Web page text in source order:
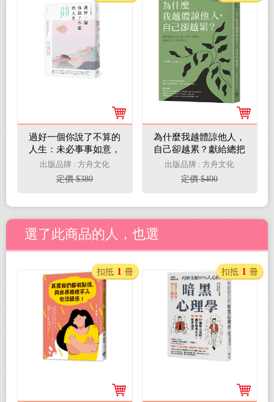
過好一個你說了不算的
人生：未必事事如意，
依然天天開心！現代人
必修的自在心理學42講
出版品牌 : 方舟文化
定價 $380
為什麼我越體諒他人，
自己卻越累？獻給總把
別人放在第一位的「呼
應者」，讓你的善良不
再委屈自己
出版品牌 : 方舟文化
定價 $400
選了此商品的人，也選
扣抵 1 冊 扣抵 1 冊